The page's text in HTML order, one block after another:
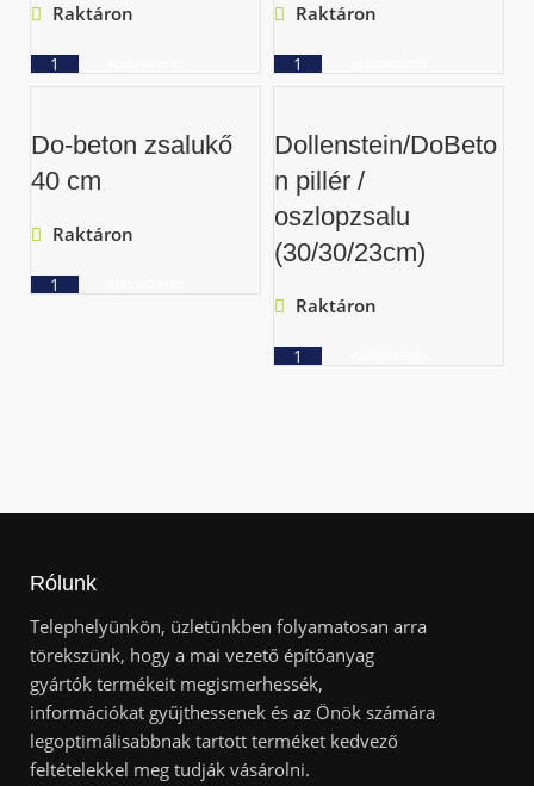
Raktáron Raktáron
Do-beton zsalukő
40 cm
Raktáron
Dollenstein/DoBeto
n pillér /
oszlopzsalu
(30/30/23cm)
Raktáron
Rólunk
Telephelyünkön, üzletünkben folyamatosan arra
törekszünk, hogy a mai vezető építőanyag
gyártók termékeit megismerhessék,
információkat gyűjthessenek és az Önök számára
legoptimálisabbnak tartott terméket kedvező
feltételekkel meg tudják vásárolni.